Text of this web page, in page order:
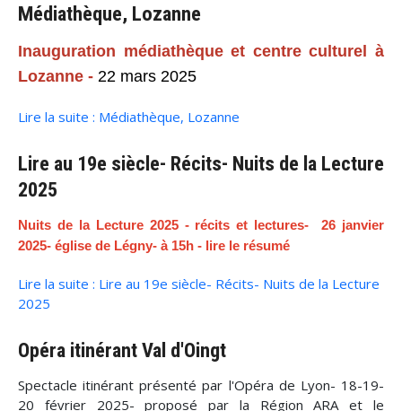
Médiathèque, Lozanne
Inauguration médiathèque et centre culturel à
Lozanne - 22 mars 2025
Lire la suite : Médiathèque, Lozanne
Lire au 19e siècle- Récits- Nuits de la Lecture
2025
Nuits de la Lecture 2025 - récits et lectures- 26 janvier
2025- église de Légny- à 15h - lire le résumé
Lire la suite : Lire au 19e siècle- Récits- Nuits de la Lecture
2025
Opéra itinérant Val d'Oingt
Spectacle itinérant présenté par l'Opéra de Lyon- 18-19-
20 février 2025- proposé par la Région ARA et le